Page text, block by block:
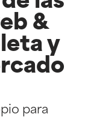
&
y
para